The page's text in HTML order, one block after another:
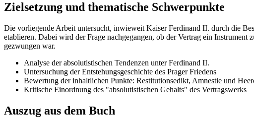
Zielsetzung und thematische Schwerpunkte
Die vorliegende Arbeit untersucht, inwieweit Kaiser Ferdinand II. durch die
etablieren. Dabei wird der Frage nachgegangen, ob der Vertrag ein
gezwungen war.
Analyse der absolutistischen Tendenzen unter Ferdinand II.
Untersuchung der Entstehungsgeschichte des Prager Friedens
Bewertung der inhaltlichen Punkte: Restitutionsedikt, Amnestie und
Kritische Einordnung des "absolutistischen Gehalts" des Vertragswerks
Auszug aus dem Buch